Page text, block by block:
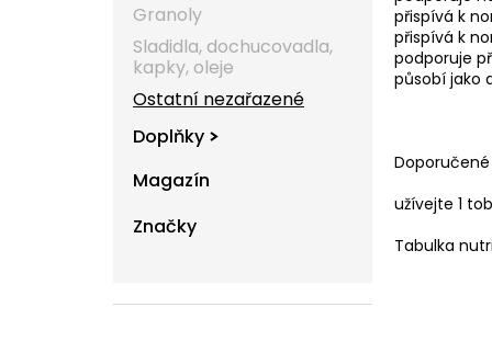
Granoly
Sladidla, dochucovadla,
kapky, oleje
Ostatní nezařazené
Doplňky
Magazín
Značky
přispívá k
přispívá k
podporuje
působí jako
užívejte 1
Tabulka